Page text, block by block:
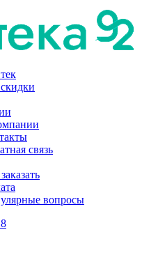
связь
вопросы